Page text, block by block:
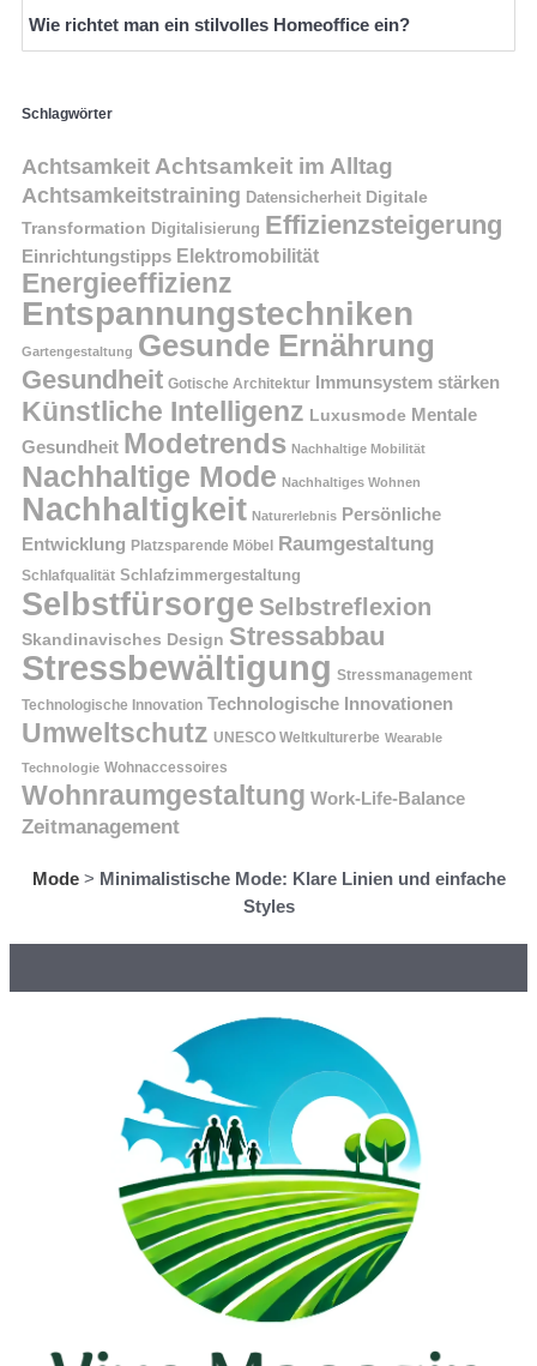
Wie richtet man ein stilvolles Homeoffice ein?
Schlagwörter
Achtsamkeit Achtsamkeit im Alltag
Achtsamkeitstraining Datensicherheit Digitale
Transformation Digitalisierung Effizienzsteigerung
Einrichtungstipps Elektromobilität
Energieeffizienz
Entspannungstechniken
Gartengestaltung Gesunde Ernährung
Gesundheit Gotische Architektur Immunsystem stärken
Künstliche Intelligenz Luxusmode Mentale
Gesundheit Modetrends Nachhaltige Mobilität
Nachhaltige Mode Nachhaltiges Wohnen
Nachhaltigkeit Naturerlebnis Persönliche
Entwicklung Platzsparende Möbel Raumgestaltung
Schlafqualität Schlafzimmergestaltung
Selbstfürsorge Selbstreflexion
Skandinavisches Design Stressabbau
Stressbewältigung Stressmanagement
Technologische Innovation Technologische Innovationen
Umweltschutz UNESCO Weltkulturerbe Wearable
Technologie Wohnaccessoires
Wohnraumgestaltung Work-Life-Balance
Zeitmanagement
Mode> Minimalistische Mode: Klare Linien und einfache
Styles